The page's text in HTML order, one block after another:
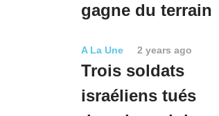
gagne du terrain
A La Une 2 years ago
Trois soldats
israéliens tués